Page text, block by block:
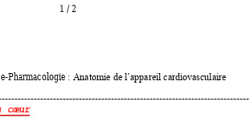
1 / 2
Pharmacologie : Anatomie de l’appareil cardiovasculaire
-------------------------------------------------------------------------
cœur